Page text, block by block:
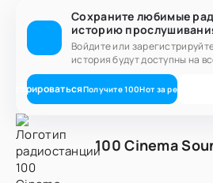
Сохраните любимые
историю
Войдите или
история будут доступны на
Получите100Нот за
100 Cinema